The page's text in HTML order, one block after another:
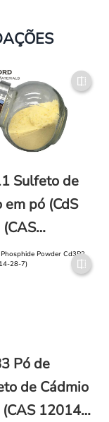
Sulfeto de
em pó (CdS
23-6)
Pó de
de Cádmio
(CAS 12014-